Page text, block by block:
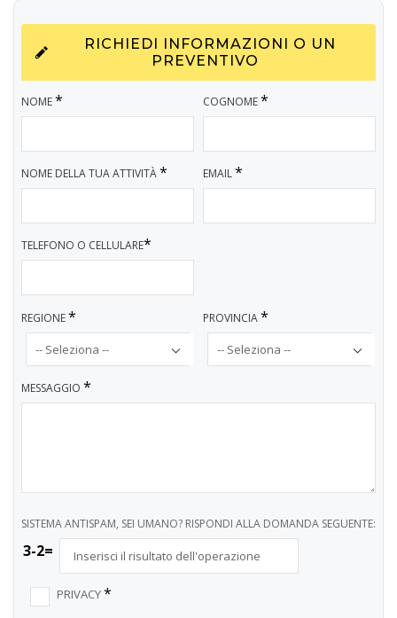
RICHIEDI INFORMAZIONI O UN
PREVENTIVO
NOME* COGNOME*
NOME DELLA TUA ATTIVITÀ* EMAIL*
TELEFONO O CELLULARE*
REGIONE* PROVINCIA*
MESSAGGIO *
SISTEMA ANTISPAM, SEI UMANO? RISPONDI ALLA DOMANDA SEGUENTE:
3-2=
PRIVACY*